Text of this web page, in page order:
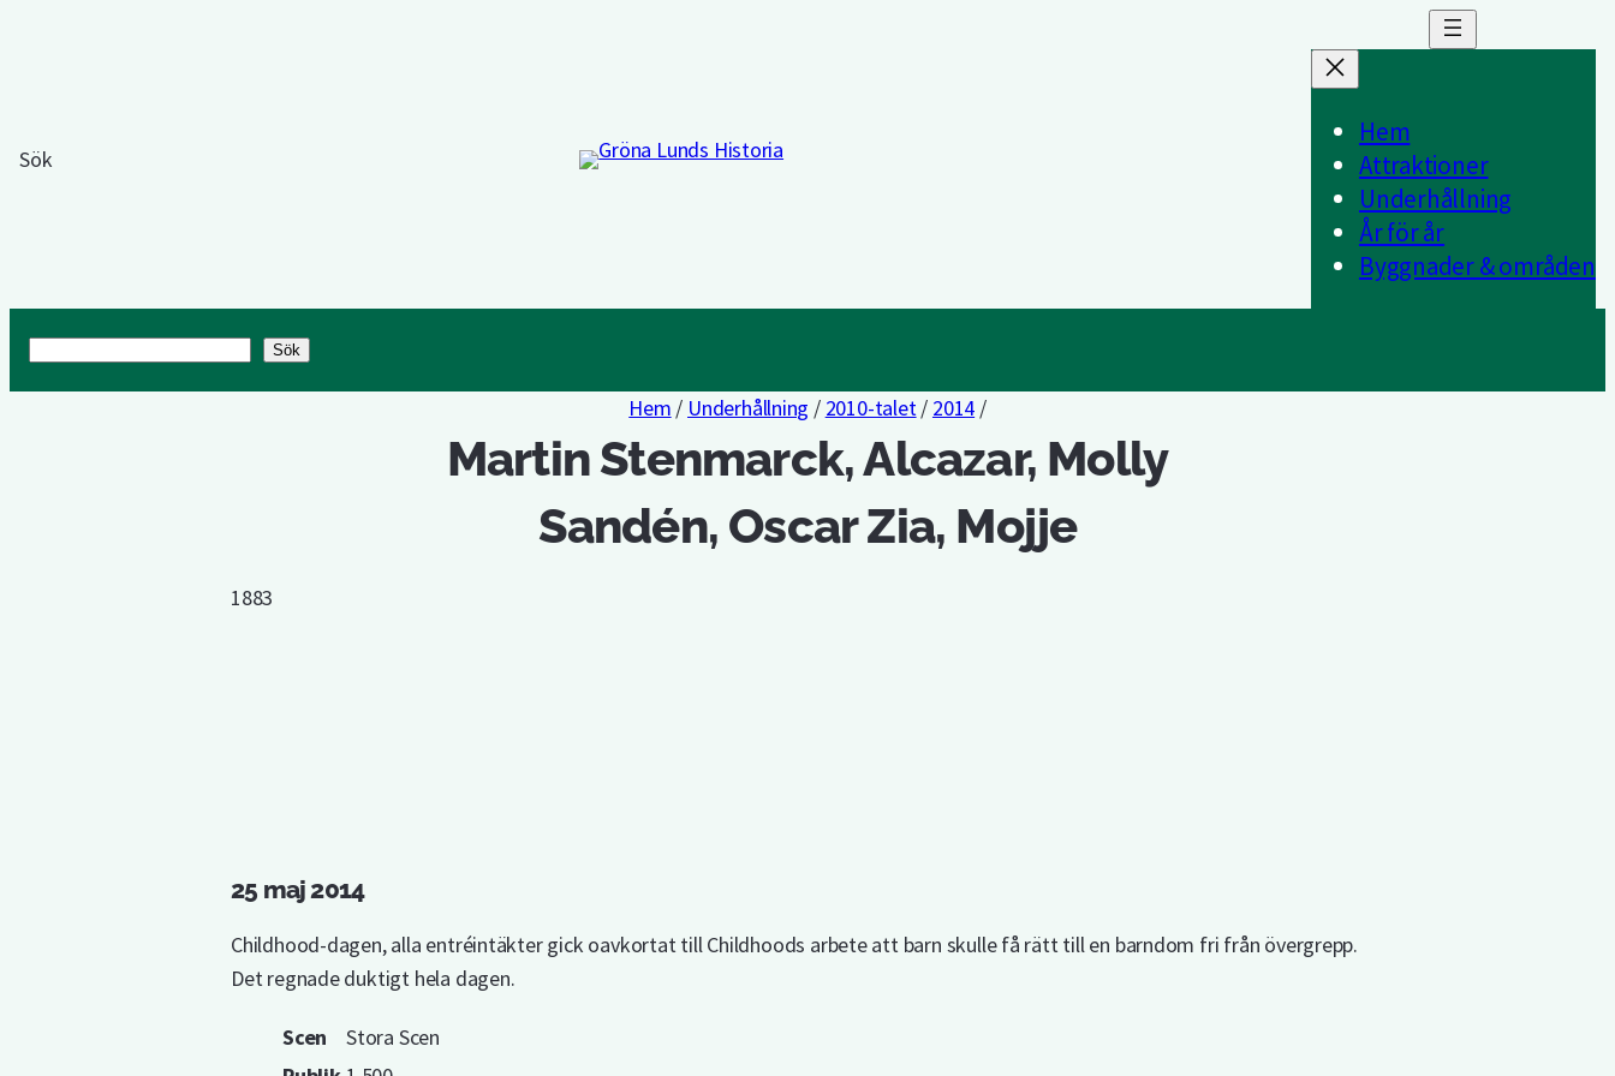
Sök
Hem
Attraktioner
Underhållning
År för år
Byggnader & områden
Sök
Hem / Underhållning / 2010-talet/ 2014 /
Martin Stenmarck, Alcazar, Molly
Sandén, Oscar Zia, Mojje
1883
25 maj 2014
Childhood-dagen, alla entréintäkter gick oavkortat till Childhoods arbete att barn skulle få rätt till en barndom fri från övergrepp.
Det regnade duktigt hela dagen.
Scen
Stora Scen